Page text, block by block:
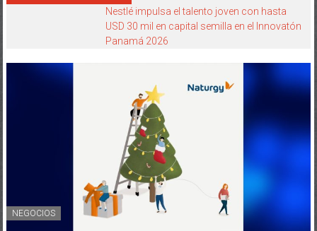
Nestlé impulsa el talento joven con hasta
USD 30 mil en capital semilla en el Innovatón
Panamá 2026
NEGOCIOS